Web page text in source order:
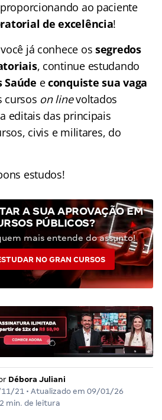
ao paciente
de excelência!
já conhece ossegredos
, continue estudando
Saúde econquiste sua vaga
cursos on linevoltados
editais das principais
civis e militares, do
estudos!
A SUA APROVAÇÃO EM
PÚBLICOS?
mais entende do assunto!
NO GRAN CURSOS
Débora Juliani
21 • Atualizado em 09/01/26
2 min. de leitura